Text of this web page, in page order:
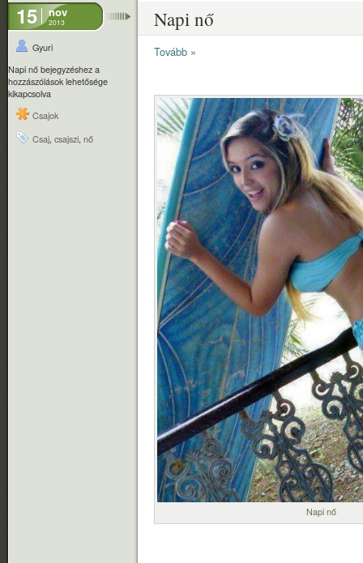
15 nov
2013
Gyuri
Napi nő bejegyzéshez a
hozzászólások lehetősége
kikapcsolva
Csajok
Csaj csajszi nő
Napi nő
Tovább »
Napi nő